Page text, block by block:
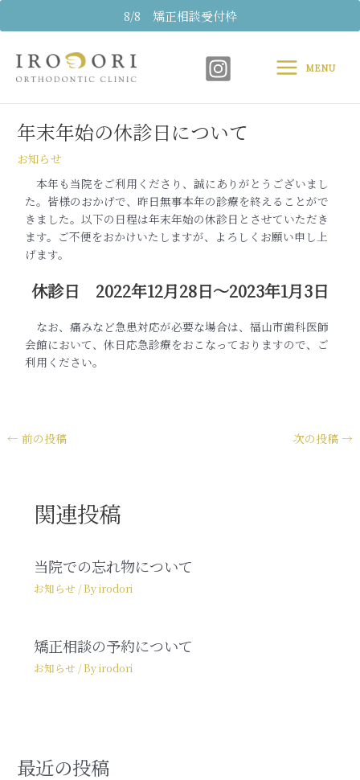
8/8 矯正相談受付枠
容
MenuMENU
年末年始の休診日について
お知らせ
本年も当院をご利用くださり、誠にありがとうございまし
た。皆様のおかげで、昨日無事本年の診療を終えることがで
きました。以下の日程は年末年始の休診日とさせていただき
ます。ご不便をおかけいたしますが、よろしくお願い申し上
げます。
休診日 2022年12月28日〜2023年1月3日
なお、痛みなど急患対応が必要な場合は、福山市歯科医師
会館において、休日応急診療をおこなっておりますので、ご
利用ください。
← 前の投稿 次の投稿 →
関連投稿
当院での忘れ物について
お知らせ / Byirodori
矯正相談の予約について
お知らせ / Byirodori
最近の投稿